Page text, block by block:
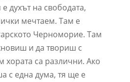
духът на свободата,
мечтаем. Там е
Черноморие. Там
и да твориш с
хората са различни. Ако
с една дума, тя ще е